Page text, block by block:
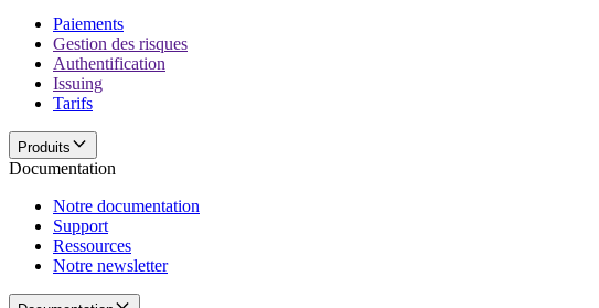
Paiements
Gestion des risques
Authentification
Issuing
Tarifs
Produits
Documentation
Notre documentation
Support
Ressources
Notre newsletter